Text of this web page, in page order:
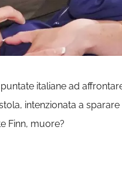
italiane ad
intenzionata a
Finn, muore?